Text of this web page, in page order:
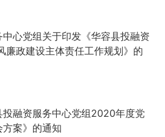
心党组关于印发《华容县投融资
廉政建设主体责任工作规划》的
融资服务中心党组2020年度党
方案》的通知